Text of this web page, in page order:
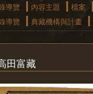
導覽 內容主題 檔案
導覽 典藏機構與計畫
田富藏